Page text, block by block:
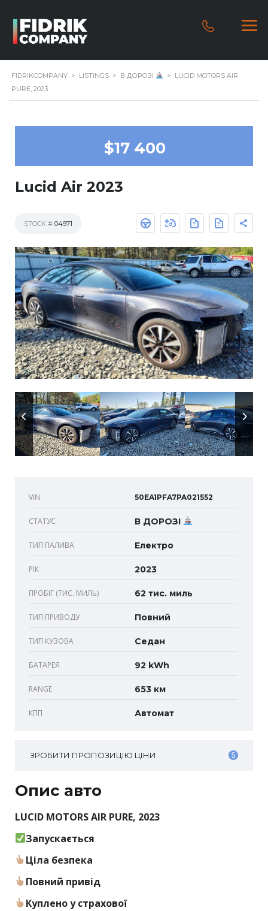
FIDRIKCOMPANY > LISTINGS > В ДОРОЗІ > LUCID MOTORS AIR
PURE, 2023
$17 400
Lucid Air 2023
STOCK # 04971
VIN 50EA1PFA7PA021552
СТАТУС В ДОРОЗІ
ТИП ПАЛИВА Електро
РІК 2023
ПРОБІГ (ТИС. МИЛЬ) 62 тис. миль
ТИП ПРИВОДУ Повний
ТИП КУЗОВА Седан
БАТАРЕЯ 92 kWh
RANGE 653 км
КПП Автомат
ЗРОБИТИ ПРОПОЗИЦІЮ ЦІНИ
Опис авто
LUCID MOTORS AIR PURE, 2023
Запускається
Ціла безпека
Повний привід
Куплено у страхової